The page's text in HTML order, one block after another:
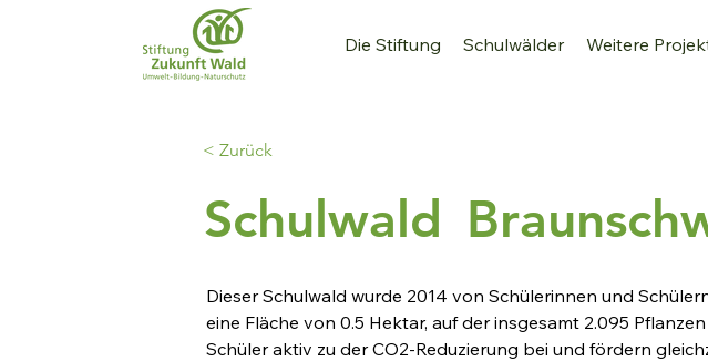
Die Stiftung Schulwälder Weitere
< Zurück
Schulwald
Dieser Schulwald wurde 2014 von Schülerinnen und
eine Fläche von 0.5 Hektar, auf der insgesamt 2.095
Schüler aktiv zu der CO2-Reduzierung bei und fördern